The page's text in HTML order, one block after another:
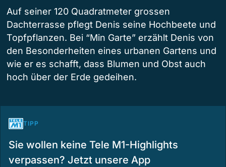
Auf seiner 120 Quadratmeter grossen
Dachterrasse pflegt Denis seine Hochbeete und
Topfpflanzen. Bei “Min Garte” erzählt Denis von
den Besonderheiten eines urbanen Gartens und
wie er es schafft, dass Blumen und Obst auch
hoch über der Erde gedeihen.
TIPP
Sie wollen keine Tele M1-Highlights
verpassen? Jetzt unsere App